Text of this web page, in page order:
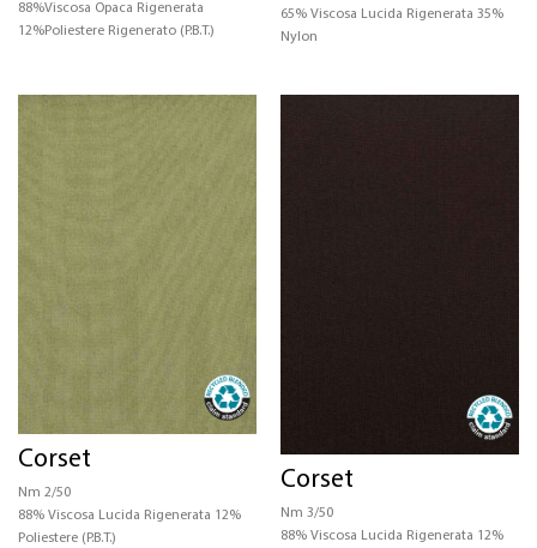
88%Viscosa Opaca Rigenerata
12%Poliestere Rigenerato (P.B.T.)
65% Viscosa Lucida Rigenerata 35%
Nylon
Corset
Nm 2/50
88% Viscosa Lucida Rigenerata 12%
Poliestere (P.B.T.)
Corset
Nm 3/50
88% Viscosa Lucida Rigenerata 12%